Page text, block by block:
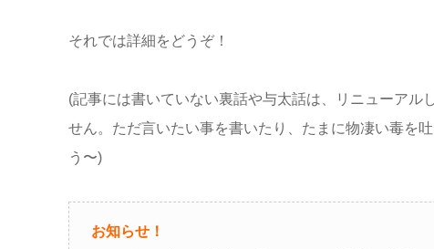
それでは詳細をどうぞ！
(記事には書いていない裏話や与太話は、リニューアル
せん。ただ言いたい事を書いたり、たまに物凄い毒を
う〜)
お知らせ！